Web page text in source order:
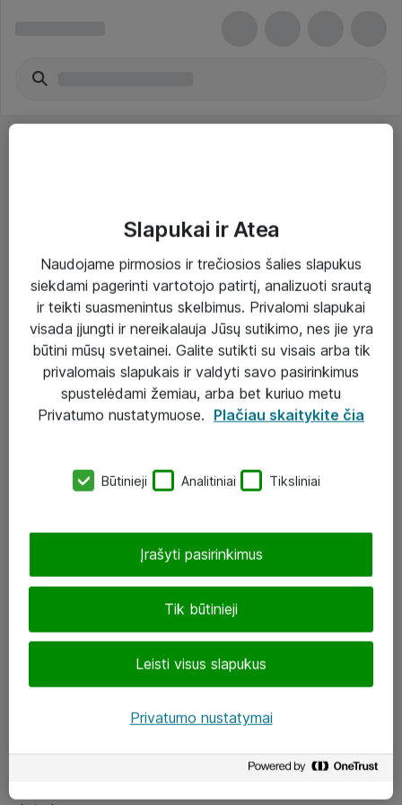
Paslaugos
Sprendimai
Įgyvendinti projektai
Atea ekspertų patarimai verslui
eShop@atea.lt
LinkedIn
Slapukai ir Atea
Naudojame pirmosios ir trečiosios šalies slapukus
siekdami pagerinti vartotojo patirtį, analizuoti srautą
ir teikti suasmenintus skelbimus. Privalomi slapukai
visada įjungti ir nereikalauja Jūsų sutikimo, nes jie yra
būtini mūsų svetainei. Galite sutikti su visais arba tik
privalomais slapukais ir valdyti savo pasirinkimus
spustelėdami žemiau, arba bet kuriuo metu
Privatumo nustatymuose. Plačiau skaitykite čia
Būtinieji Analitiniai Tiksliniai
Tik būtinieji
Leisti visus slapukus
Įrašyti pasirinkimus
Privatumo nustatymai